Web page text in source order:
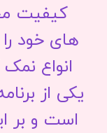
کیفیت
های خود
انواع
یکی از
است و بر